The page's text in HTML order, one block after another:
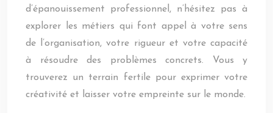
d’épanouissement professionnel, n’hésitez pas à
explorer les métiers qui font appel à votre sens
de l’organisation, votre rigueur et votre capacité
à résoudre des problèmes concrets. Vous y
trouverez un terrain fertile pour exprimer votre
créativité et laisser votre empreinte sur le monde.